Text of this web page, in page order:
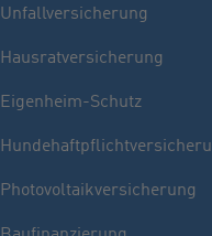
Unfallversicherung
Hausratversicherung
Eigenheim-Schutz
Photovoltaikversicherung